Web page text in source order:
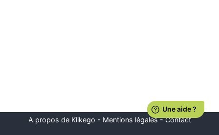
A propos de Klikego - Mentions légales-Contact